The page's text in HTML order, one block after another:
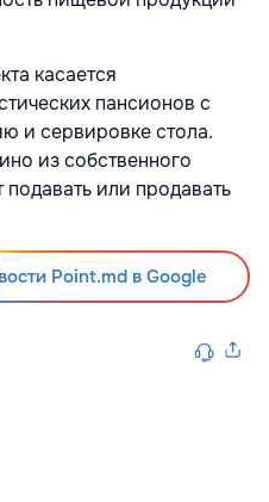
касается
пансионов с
и сервировке стола.
из собственного
или продавать
Point.md в Google